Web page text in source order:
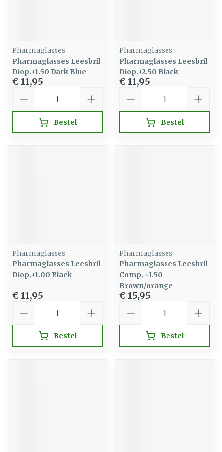
Pharmaglasses
Pharmaglasses Leesbril
Diop.+1.50 Dark Blue
€ 11,95
Bestel
Pharmaglasses
Pharmaglasses Leesbril
Diop.+2.50 Black
€ 11,95
Bestel
Pharmaglasses
Pharmaglasses Leesbril
Diop.+1.00 Black
€ 11,95
Bestel
Pharmaglasses
Pharmaglasses Leesbril
Comp. +1.50
Brown/orange
€ 15,95
Bestel